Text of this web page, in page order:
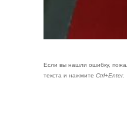
Если вы нашли ошибку,
текста и нажмите Ctrl+Enter.